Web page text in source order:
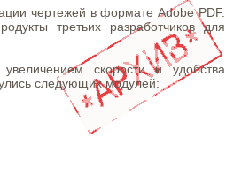
чертежей в формате Adobe PDF.
третьих разработчиков для
скорости и удобства
следующих модулей: